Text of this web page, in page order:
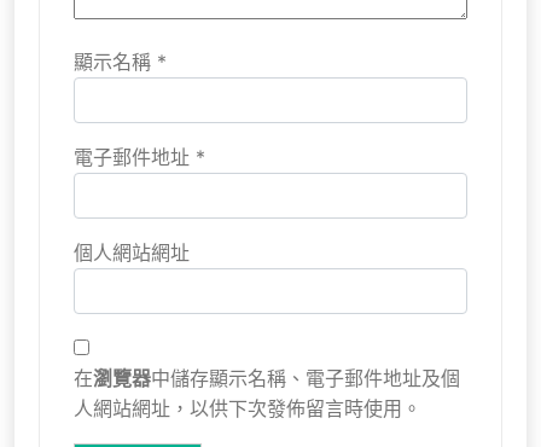
顯示名稱 *
電子郵件地址 *
個人網站網址
在瀏覽器中儲存顯示名稱、電子郵件地址及個
人網站網址，以供下次發佈留言時使用。